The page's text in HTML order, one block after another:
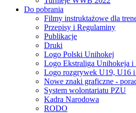
Do pobrania
Filmy instruktażowe dla
Przepisy i Regulaminy
Publikacje
Druki
Logo Polski Unihokej
Logo Ekstraliga Unihokeja i
Logo rozgrywek U19, U16
Nowe znaki graficzne -
System wolontariatu PZU
Kadra Narodowa
RODO